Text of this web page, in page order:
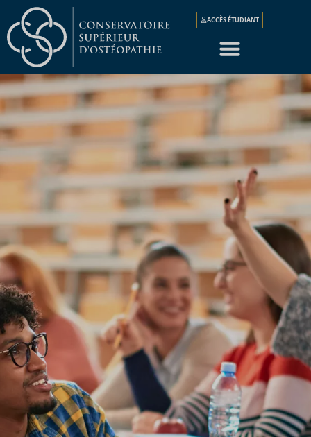
ACCÈS ÉTUDIANT